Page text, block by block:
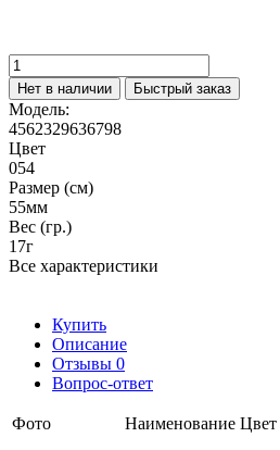
Нет в наличии Быстрый заказ
Модель:
4562329636798
Цвет
054
Размер (см)
55мм
Вес (гр.)
17г
Все характеристики
Купить
Описание
Отзывы 0
Вопрос-ответ
Фото Наименование Цвет